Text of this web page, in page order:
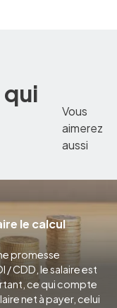
Vous
aimerez
aussi
le calcul
promesse
/ CDD, le salaire est
ce qui compte
net à payer, celui